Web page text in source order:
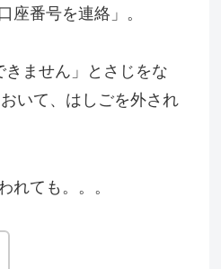
座番号を連絡」。
ません」とさじをな
いて、はしごを外され
れても。。。